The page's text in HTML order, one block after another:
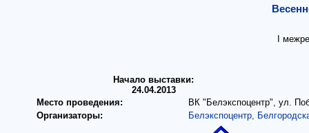
I
Начало выставки:
24.04.2013
Место проведения:
ВК "Белэкспоцентр", ул.
Организаторы:
Белэкспоцентр,